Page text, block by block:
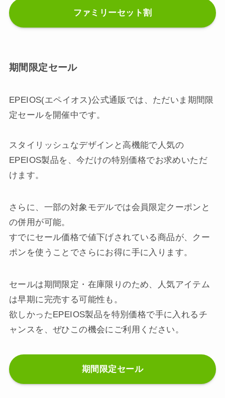
ファミリーセット割
期間限定セール
EPEIOS(エペイオス)公式通販では、ただいま期間限
定セールを開催中です。
スタイリッシュなデザインと高機能で人気の
EPEIOS製品を、今だけの特別価格でお求めいただ
けます。
さらに、一部の対象モデルでは会員限定クーポンと
の併用が可能。
すでにセール価格で値下げされている商品が、クー
ポンを使うことでさらにお得に手に入ります。
セールは期間限定・在庫限りのため、人気アイテム
は早期に完売する可能性も。
欲しかったEPEIOS製品を特別価格で手に入れるチ
ャンスを、ぜひこの機会にご利用ください。
期間限定セール